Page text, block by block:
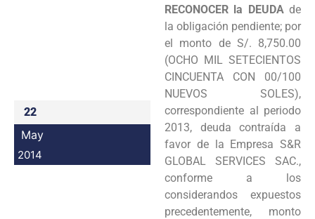
Intranet
22
May
2014
RECONOCER la DEUDAde
la obligación pendiente; por
el monto de S/. 8,750.00
(OCHO MIL SETECIENTOS
CINCUENTA CON 00/100
NUEVOS SOLES),
correspondiente al periodo
2013, deuda contraída a
favor de la Empresa S&R
GLOBAL SERVICES SAC.,
conforme a los
considerandos expuestos
precedentemente, monto